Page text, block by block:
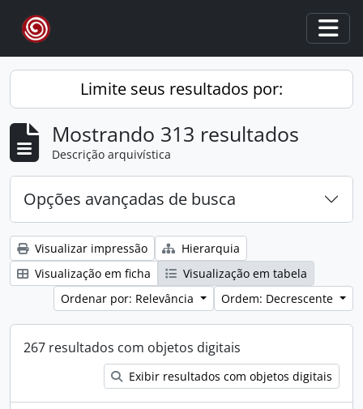
Skip to main content
Limite seus resultados por:
Mostrando 313 resultados
Descrição arquivística
Opções avançadas de busca
Visualizar impressão
Hierarquia
Visualização em ficha
Visualização em tabela
Ordenar por: Relevância
Ordem: Decrescente
267 resultados com objetos digitais
Exibir resultados com objetos digitais